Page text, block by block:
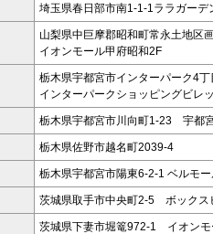
埼玉県春日部市南1-1-1ララガーデ
山梨県中巨摩郡昭和町常永土地区
イオンモール甲府昭和2F
栃木県宇都宮市インターパーク4
インターパークショッピングビレ
栃木県宇都宮市川向町1-23 宇都
栃木県佐野市越名町2039-4
栃木県宇都宮市陽東6-2-1 ベルモ
茨城県取手市中央町2-5 ボックス
茨城県下妻市堀篭972-1 イオンモ